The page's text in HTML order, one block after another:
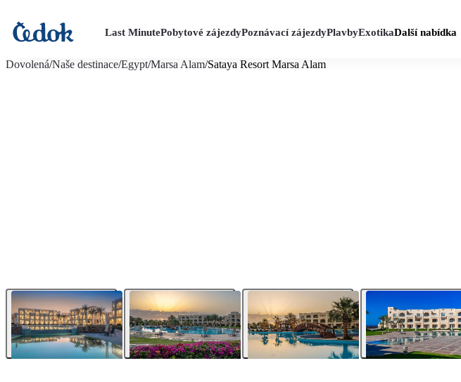
Last MinutePobytové zájezdyPoznávací zájezdyPlavbyExotikaDalší nabídka
Dovolená/Naše destinace/Egypt/Marsa Alam/Sataya Resort Marsa Alam